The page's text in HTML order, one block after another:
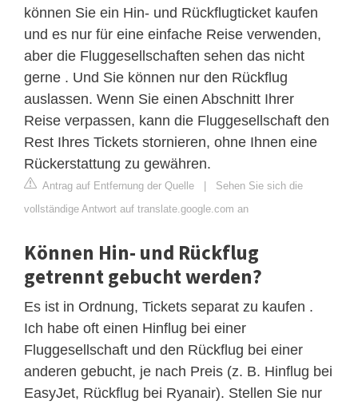
können Sie ein Hin- und Rückflugticket kaufen
und es nur für eine einfache Reise verwenden,
aber die Fluggesellschaften sehen das nicht
gerne . Und Sie können nur den Rückflug
auslassen. Wenn Sie einen Abschnitt Ihrer
Reise verpassen, kann die Fluggesellschaft den
Rest Ihres Tickets stornieren, ohne Ihnen eine
Rückerstattung zu gewähren.
Antrag auf Entfernung der Quelle | Sehen Sie sich die
vollständige Antwort auf translate.google.com an
Können Hin- und Rückflug
getrennt gebucht werden?
Es ist in Ordnung, Tickets separat zu kaufen .
Ich habe oft einen Hinflug bei einer
Fluggesellschaft und den Rückflug bei einer
anderen gebucht, je nach Preis (z. B. Hinflug bei
EasyJet, Rückflug bei Ryanair). Stellen Sie nur